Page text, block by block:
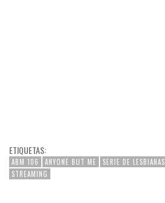
ETIQUETAS:
ABM 106 ANYONE BUT ME SERIE DE LESBIANAS
STREAMING